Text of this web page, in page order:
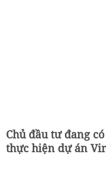
Chủ đầu tư đang
thực hiện dự án